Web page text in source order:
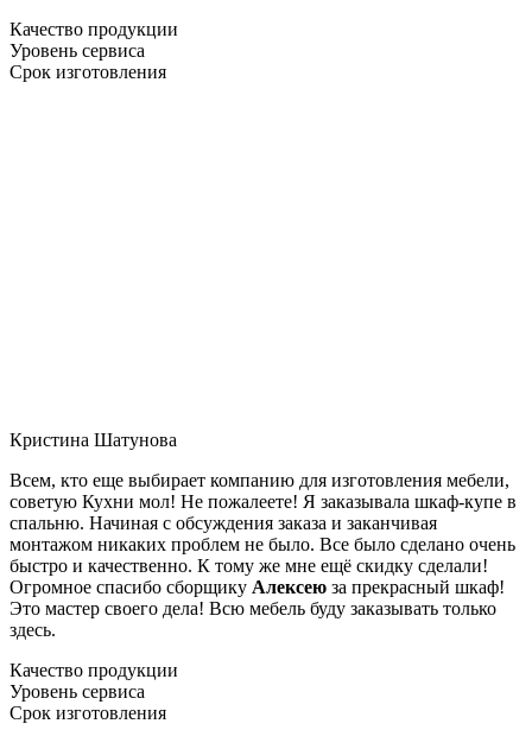
Качество продукции
Уровень сервиса
Срок изготовления
Кристина Шатунова
Всем, кто еще выбирает компанию для изготовления мебели,
советую Кухни мол! Не пожалеете! Я заказывала шкаф-купе в
спальню. Начиная с обсуждения заказа и заканчивая
монтажом никаких проблем не было. Все было сделано очень
быстро и качественно. К тому же мне ещё скидку сделали!
Огромное спасибо сборщику Алексею за прекрасный шкаф!
Это мастер своего дела! Всю мебель буду заказывать только
здесь.
Качество продукции
Уровень сервиса
Срок изготовления